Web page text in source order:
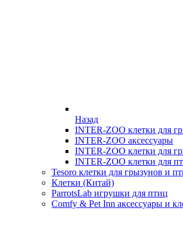
Назад
INTER-ZOO клетки для
INTER-ZOO аксессуары
INTER-ZOO клетки для
INTER-ZOO клетки для
Tesoro клетки для грызунов и
Клетки (Китай)
ParrotsLab игрушки для птиц
Comfy & Pet Inn аксессуары и